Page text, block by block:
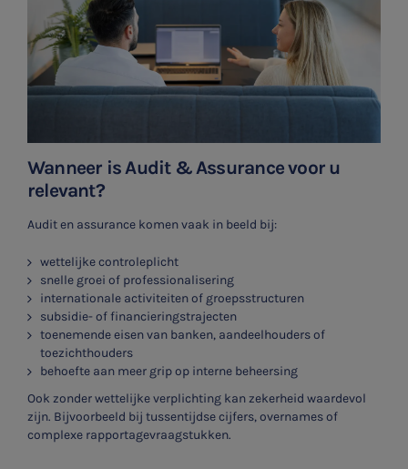
Wanneer is Audit & Assurance voor u
relevant?
Audit en assurance komen vaak in beeld bij:
wettelijke controleplicht
snelle groei of professionalisering
internationale activiteiten of groepsstructuren
subsidie- of financieringstrajecten
toenemende eisen van banken, aandeelhouders of
toezichthouders
behoefte aan meer grip op interne beheersing
Ook zonder wettelijke verplichting kan zekerheid waardevol
zijn. Bijvoorbeeld bij tussentijdse cijfers, overnames of
complexe rapportagevraagstukken.